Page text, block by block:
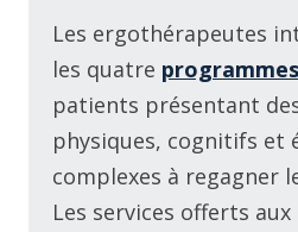
Les ergothérapeutes
les quatre programmes
patients présentant
physiques, cognitifs et
complexes à regagner
Les services offerts